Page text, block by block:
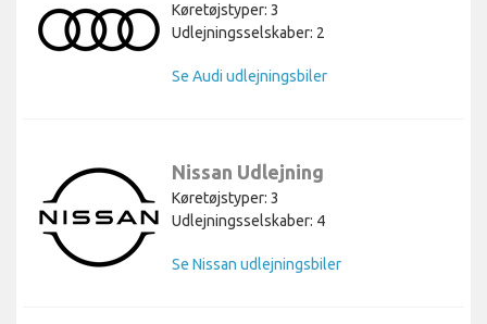
Køretøjstyper: 3
Udlejningsselskaber: 2
Se Audi udlejningsbiler
Nissan Udlejning
Køretøjstyper: 3
Udlejningsselskaber: 4
Se Nissan udlejningsbiler